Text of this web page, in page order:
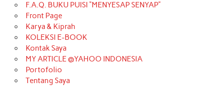
F.A.Q. BUKU PUISI “MENYESAP SENYAP”
Front Page
Karya & Kiprah
KOLEKSI E-BOOK
Kontak Saya
MY ARTICLE @YAHOO INDONESIA
Portofolio
Tentang Saya